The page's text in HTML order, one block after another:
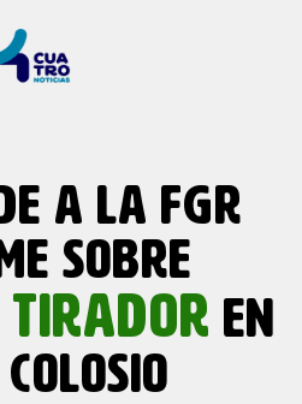
A LA FGR
SOBRE
TIRADOR EN